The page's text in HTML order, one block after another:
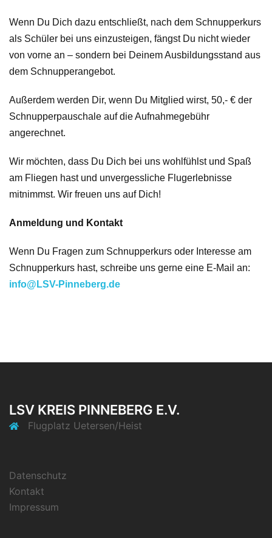
Wenn Du Dich dazu entschließt, nach dem Schnupperkurs
als Schüler bei uns einzusteigen, fängst Du nicht wieder
von vorne an – sondern bei Deinem Ausbildungsstand aus
dem Schnupperangebot.
Außerdem werden Dir, wenn Du Mitglied wirst, 50,- € der
Schnupperpauschale auf die Aufnahmegebühr
angerechnet.
Wir möchten, dass Du Dich bei uns wohlfühlst und Spaß
am Fliegen hast und unvergessliche Flugerlebnisse
mitnimmst. Wir freuen uns auf Dich!
Anmeldung und Kontakt
Wenn Du Fragen zum Schnupperkurs oder Interesse am
Schnupperkurs hast, schreibe uns gerne eine E-Mail an:
info@LSV-Pinneberg.de
LSV KREIS PINNEBERG E.V.
Flugplatz Uetersen/Heist
Datenschutz
Kontakt
Impressum